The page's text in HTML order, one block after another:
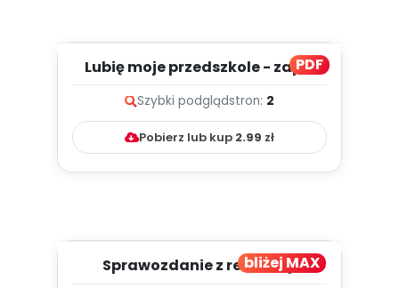
PDF
Lubię moje przedszkole - zapis
Szybki podglądstron: 2
Pobierz lub kup 2.99 zł
bliżej MAX
Sprawozdanie z realizacji